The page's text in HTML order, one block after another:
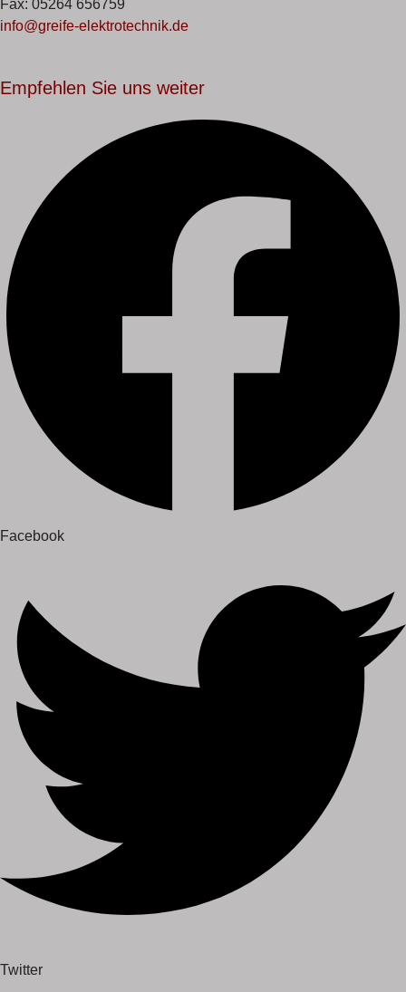
Fax: 05264 656759
info@greife-elektrotechnik.de
Empfehlen Sie uns weiter
Facebook
Twitter